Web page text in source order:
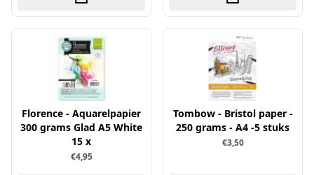
Versa Magic Dew Drop
Versafine
Verschillende
WeR Memory
Whimsy Stamps
Wild Rose Studio's
World of Craft
Florence - Aquarelpapier
300 grams Glad A5 White
15 x
€4,95
Tombow - Bristol paper -
250 grams - A4 -5 stuks
€3,50